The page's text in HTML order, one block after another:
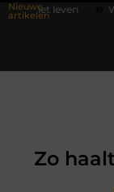
Nieuwe
artikelenonline vlees
Zo